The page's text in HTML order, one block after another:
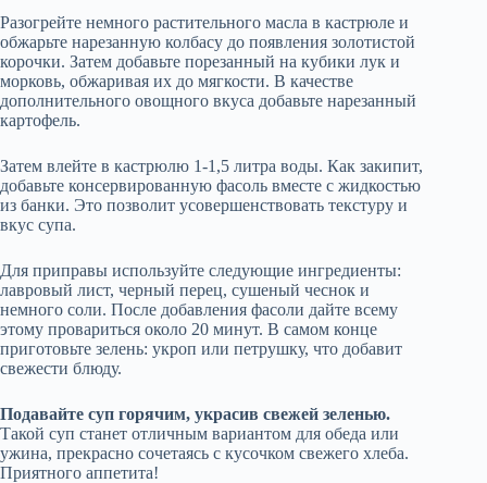
Разогрейте немного растительного масла в кастрюле и
обжарьте нарезанную колбасу до появления золотистой
корочки. Затем добавьте порезанный на кубики лук и
морковь, обжаривая их до мягкости. В качестве
дополнительного овощного вкуса добавьте нарезанный
картофель.
Затем влейте в кастрюлю 1-1,5 литра воды. Как закипит,
добавьте консервированную фасоль вместе с жидкостью
из банки. Это позволит усовершенствовать текстуру и
вкус супа.
Для приправы используйте следующие ингредиенты:
лавровый лист, черный перец, сушеный чеснок и
немного соли. После добавления фасоли дайте всему
этому провариться около 20 минут. В самом конце
приготовьте зелень: укроп или петрушку, что добавит
свежести блюду.
Подавайте суп горячим, украсив свежей зеленью.
Такой суп станет отличным вариантом для обеда или
ужина, прекрасно сочетаясь с кусочком свежего хлеба.
Приятного аппетита!